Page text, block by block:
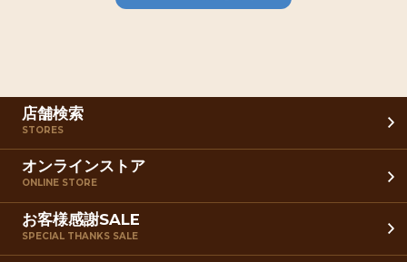
店舗検索
STORES
オンラインストア
ONLINE STORE
お客様感謝SALE
SPECIAL THANKS SALE